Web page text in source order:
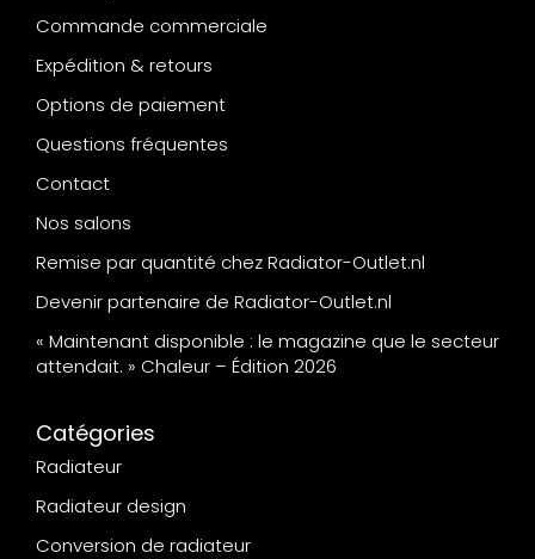
Commande commerciale
Expédition & retours
Options de paiement
Questions fréquentes
Contact
Nos salons
Remise par quantité chez Radiator-Outlet.nl
Devenir partenaire de Radiator-Outlet.nl
« Maintenant disponible : le magazine que le secteur
attendait. » Chaleur – Édition 2026
Catégories
Radiateur
Radiateur design
Conversion de radiateur